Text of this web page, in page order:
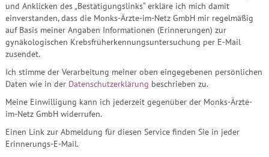
und Anklicken des „Bestätigungslinks“ erkläre ich mich damit
einverstanden, dass die Monks-Ärzte-im-Netz GmbH mir regelmäßig
auf Basis meiner Angaben Informationen (Erinnerungen) zur
gynäkologischen Krebsfrüherkennungsuntersuchung per E-Mail
zusendet.
Ich stimme der Verarbeitung meiner oben eingegebenen persönlichen
Daten wie in der Datenschutzerklärung beschrieben zu.
Meine Einwilligung kann ich jederzeit gegenüber der Monks-Ärzte-
im-Netz GmbH widerrufen.
Einen Link zur Abmeldung für diesen Service finden Sie in jeder
Erinnerungs-E-Mail.